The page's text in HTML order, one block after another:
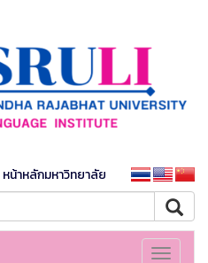
หน้าหลักมหาวิทยาลัย
Toggle